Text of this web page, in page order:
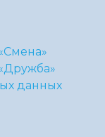
данных